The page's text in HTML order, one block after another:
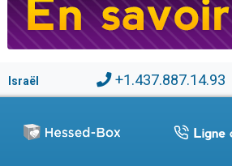
Israël +1.437.887.14.93